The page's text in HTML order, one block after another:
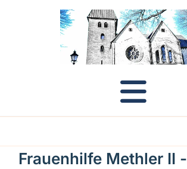
Frauenhilfe Methler II -